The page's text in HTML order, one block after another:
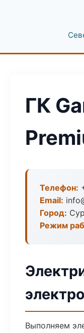
ГК
Телефон:
Email:
Город:
Режим
Выполняем